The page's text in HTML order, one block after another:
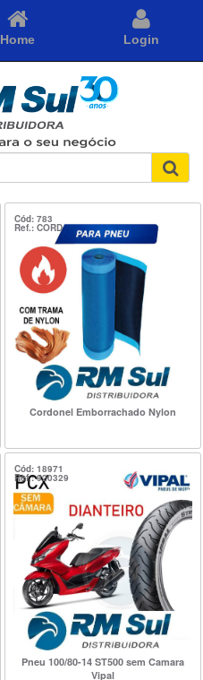
Home Login
Cód: 783
Ref.: CORD
Cordonel Emborrachado Nylon
Cód: 18971
Ref.: 920329
Pneu 100/80-14 ST500 sem Camara
Vipal